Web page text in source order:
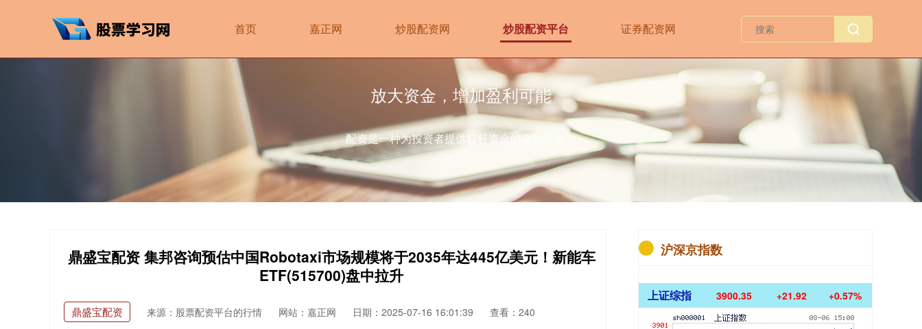
首页 嘉正网 炒股配资网 炒股配资平台 证券配资网
放大资金，增加盈利可能
配资是一种为投资者提供杠杆资金的金融服务！
鼎盛宝配资 集邦咨询预估中国Robotaxi市场规模将于2035年达445亿美元！新能车
ETF(515700)盘中拉升
鼎盛宝配资 来源：股票配资平台的行情 网站：嘉正网 日期：2025-07-16 16:01:39 查看：240
沪深京指数
上证综指 3900.35 +21.92 +0.57%